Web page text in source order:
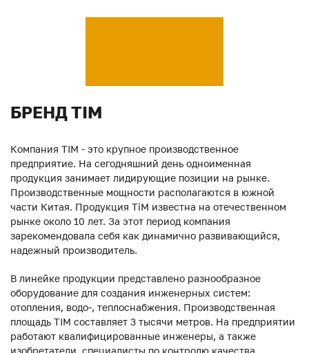
БРЕНД TIM
Компания TIM - это крупное производственное
предприятие. На сегодняшний день одноименная
продукция занимает лидирующие позиции на рынке.
Производственные мощности располагаются в южной
части Китая. Продукция ТiM известна на отечественном
рынке около 10 лет. За этот период компания
зарекомендовала себя как динамично развивающийся,
надежный производитель.
В линейке продукции представлено разнообразное
оборудование для создания инженерных систем:
отопления, водо-, теплоснабжения. Производственная
площадь TIM составляет 3 тысячи метров. На предприятии
работают квалифицированные инженеры, а также
изобретатели, специалисты по контролю качества,